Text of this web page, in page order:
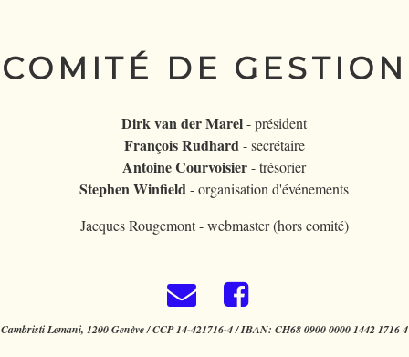
COMITÉ DE GESTION
Dirk van der Marel- président
François Rudhard- secrétaire
Antoine Courvoisier- trésorier
Stephen Winfield- organisation d'événements
Jacques Rougemont - webmaster (hors comité)
Cambristi Lemani, 1200 Genève / CCP 14-421716-4 / IBAN: CH68 0900 0000 1442 1716 4